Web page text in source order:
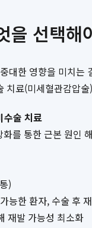
을 선택해
대한 영향을 미치
료(미세혈관감압
수술 치료
를 통한 근본 원인
)
능한 환자, 수술 후
재발 가능성 최소화